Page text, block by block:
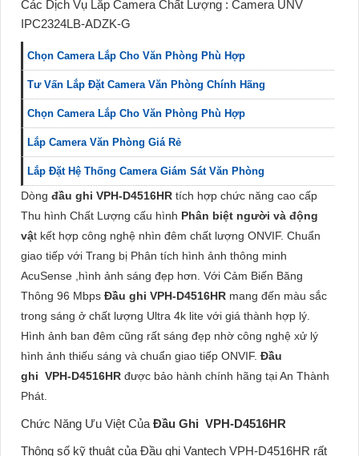
Các Dịch Vụ Lắp Camera Chất Lượng : Camera UNV
IPC2324LB-ADZK-G
Chọn Camera Lắp Cho Văn Phòng Phù Hợp
Tư Vấn Lắp Đặt Camera Văn Phòng Chính Hãng
Chọn Camera Lắp Cho Văn Phòng Phù Hợp
Lắp Camera Văn Phòng Giá Rẻ
Lắp Đặt Hệ Thống Camera Giám Sát Văn Phòng
Dòng đầu ghi VPH-D4516HR tích hợp chức năng cao cấp
Thu hình Chất Lượng cấu hình Phân biệt người và động
vật kết hợp công nghệ nhìn đêm chất lượng ONVIF. Chuẩn
giao tiếp với Trang bị Phân tích hình ảnh thông minh
AcuSense ,hình ảnh sáng đẹp hơn. Với Cảm Biến Băng
Thông 96 Mbps Đầu ghi VPH-D4516HR mang đến màu sắc
trong sáng ở chất lượng Ultra 4k lite với giá thành hợp lý.
Hình ảnh ban đêm cũng rất sáng đẹp nhờ công nghệ xử lý
hình ảnh thiếu sáng và chuẩn giao tiếp ONVIF. Đầu
ghi VPH-D4516HR được bảo hành chính hãng tại An Thành
Phát.
Chức Năng Ưu Việt Của Đầu Ghi VPH-D4516HR
Thông số kỹ thuật của Đầu ghi Vantech VPH-D4516HR rất